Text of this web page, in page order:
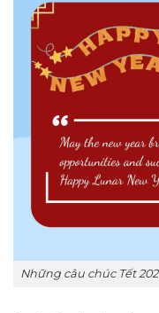
Những câu chúc Tết